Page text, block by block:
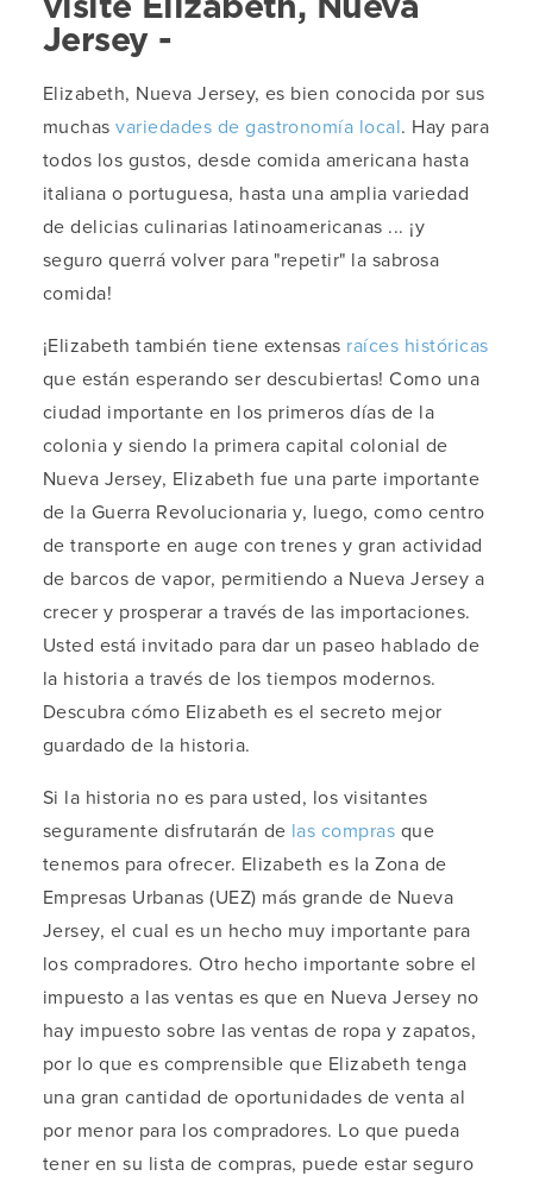
visite Elizabeth, Nueva
Jersey -
Elizabeth, Nueva Jersey, es bien conocida por sus
muchasvariedades de gastronomía local. Hay para
todos los gustos, desde comida americana hasta
italiana o portuguesa, hasta una amplia variedad
de delicias culinarias latinoamericanas ... ¡y
seguro querrá volver para "repetir" la sabrosa
comida!
¡Elizabeth también tiene extensas raíces históricas
que están esperando ser descubiertas! Como una
ciudad importante en los primeros días de la
colonia y siendo la primera capital colonial de
Nueva Jersey, Elizabeth fue una parte importante
de la Guerra Revolucionaria y, luego, como centro
de transporte en auge con trenes y gran actividad
de barcos de vapor, permitiendo a Nueva Jersey a
crecer y prosperar a través de las importaciones.
Usted está invitado para dar un paseo hablado de
la historia a través de los tiempos modernos.
Descubra cómo Elizabeth es el secreto mejor
guardado de la historia.
Si la historia no es para usted, los visitantes
seguramente disfrutarán de las compras que
tenemos para ofrecer. Elizabeth es la Zona de
Empresas Urbanas (UEZ) más grande de Nueva
Jersey, el cual es un hecho muy importante para
los compradores. Otro hecho importante sobre el
impuesto a las ventas es que en Nueva Jersey no
hay impuesto sobre las ventas de ropa y zapatos,
por lo que es comprensible que Elizabeth tenga
una gran cantidad de oportunidades de venta al
por menor para los compradores. Lo que pueda
tener en su lista de compras, puede estar seguro